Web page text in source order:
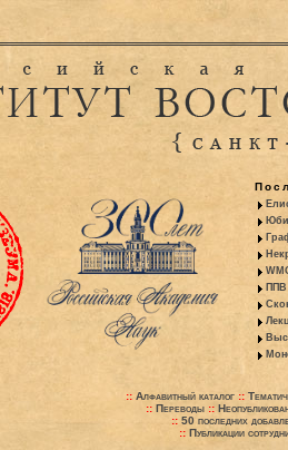
ППВ
:: Алфавитный каталог ::
:: Переводы::
:: 50 последних
:: Публикации